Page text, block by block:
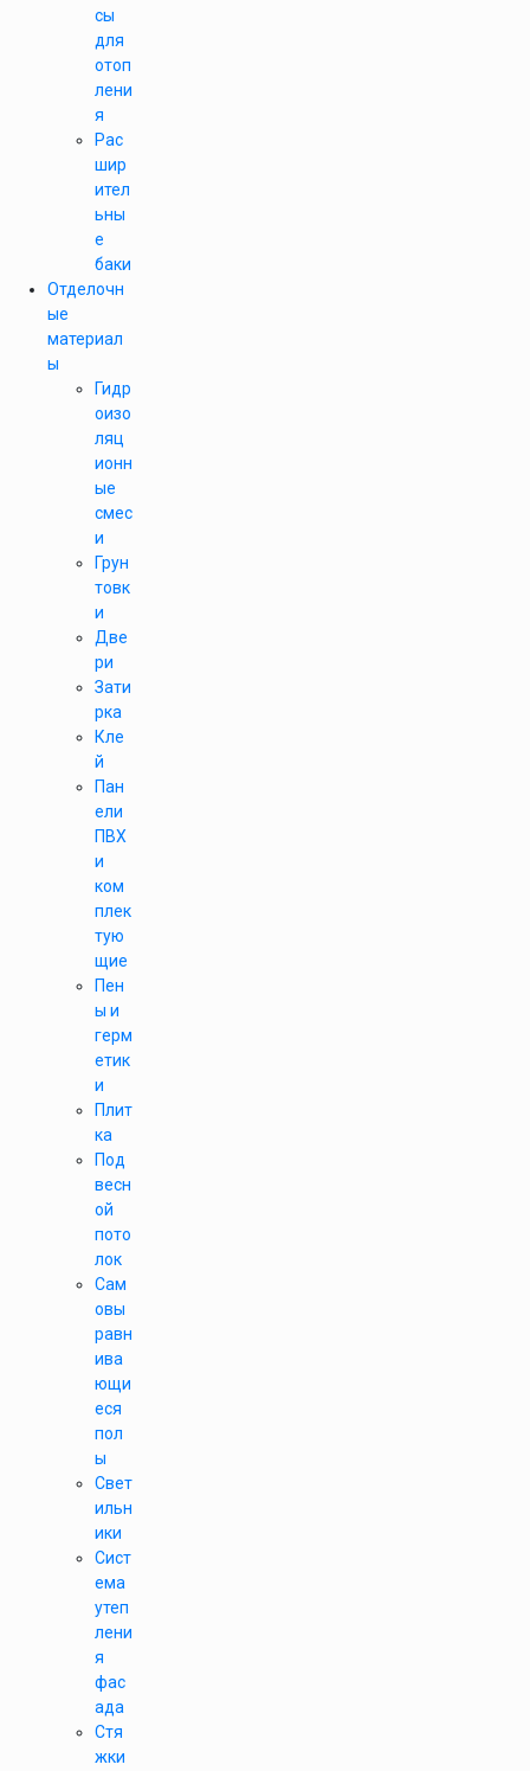
сы
для
отоп
лени
я
Рас
шир
ител
ьны
е
баки
Отделочн
ые
материал
ы
Гидр
оизо
ляц
ионн
ые
смес
и
Грун
товк
и
Две
ри
Зати
рка
Кле
й
Пан
ели
ПВХ
и
ком
плек
тую
щие
Пен
ы и
герм
етик
и
Плит
ка
Под
весн
ой
пото
лок
Сам
овы
равн
ива
ющи
еся
пол
ы
Свет
ильн
ики
Сист
ема
утеп
лени
я
фас
ада
Стя
жки